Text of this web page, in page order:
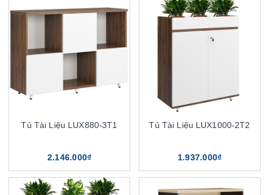
Tủ Tài Liệu LUX880-3T1
2.146.000₫
Tủ Tài Liệu LUX1000-2T2
1.937.000₫